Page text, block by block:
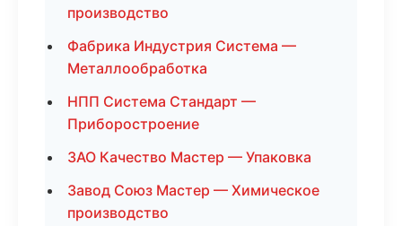
производство
Фабрика Индустрия Система —
Металлообработка
НПП Система Стандарт —
Приборостроение
ЗАО Качество Мастер — Упаковка
Завод Союз Мастер — Химическое
производство